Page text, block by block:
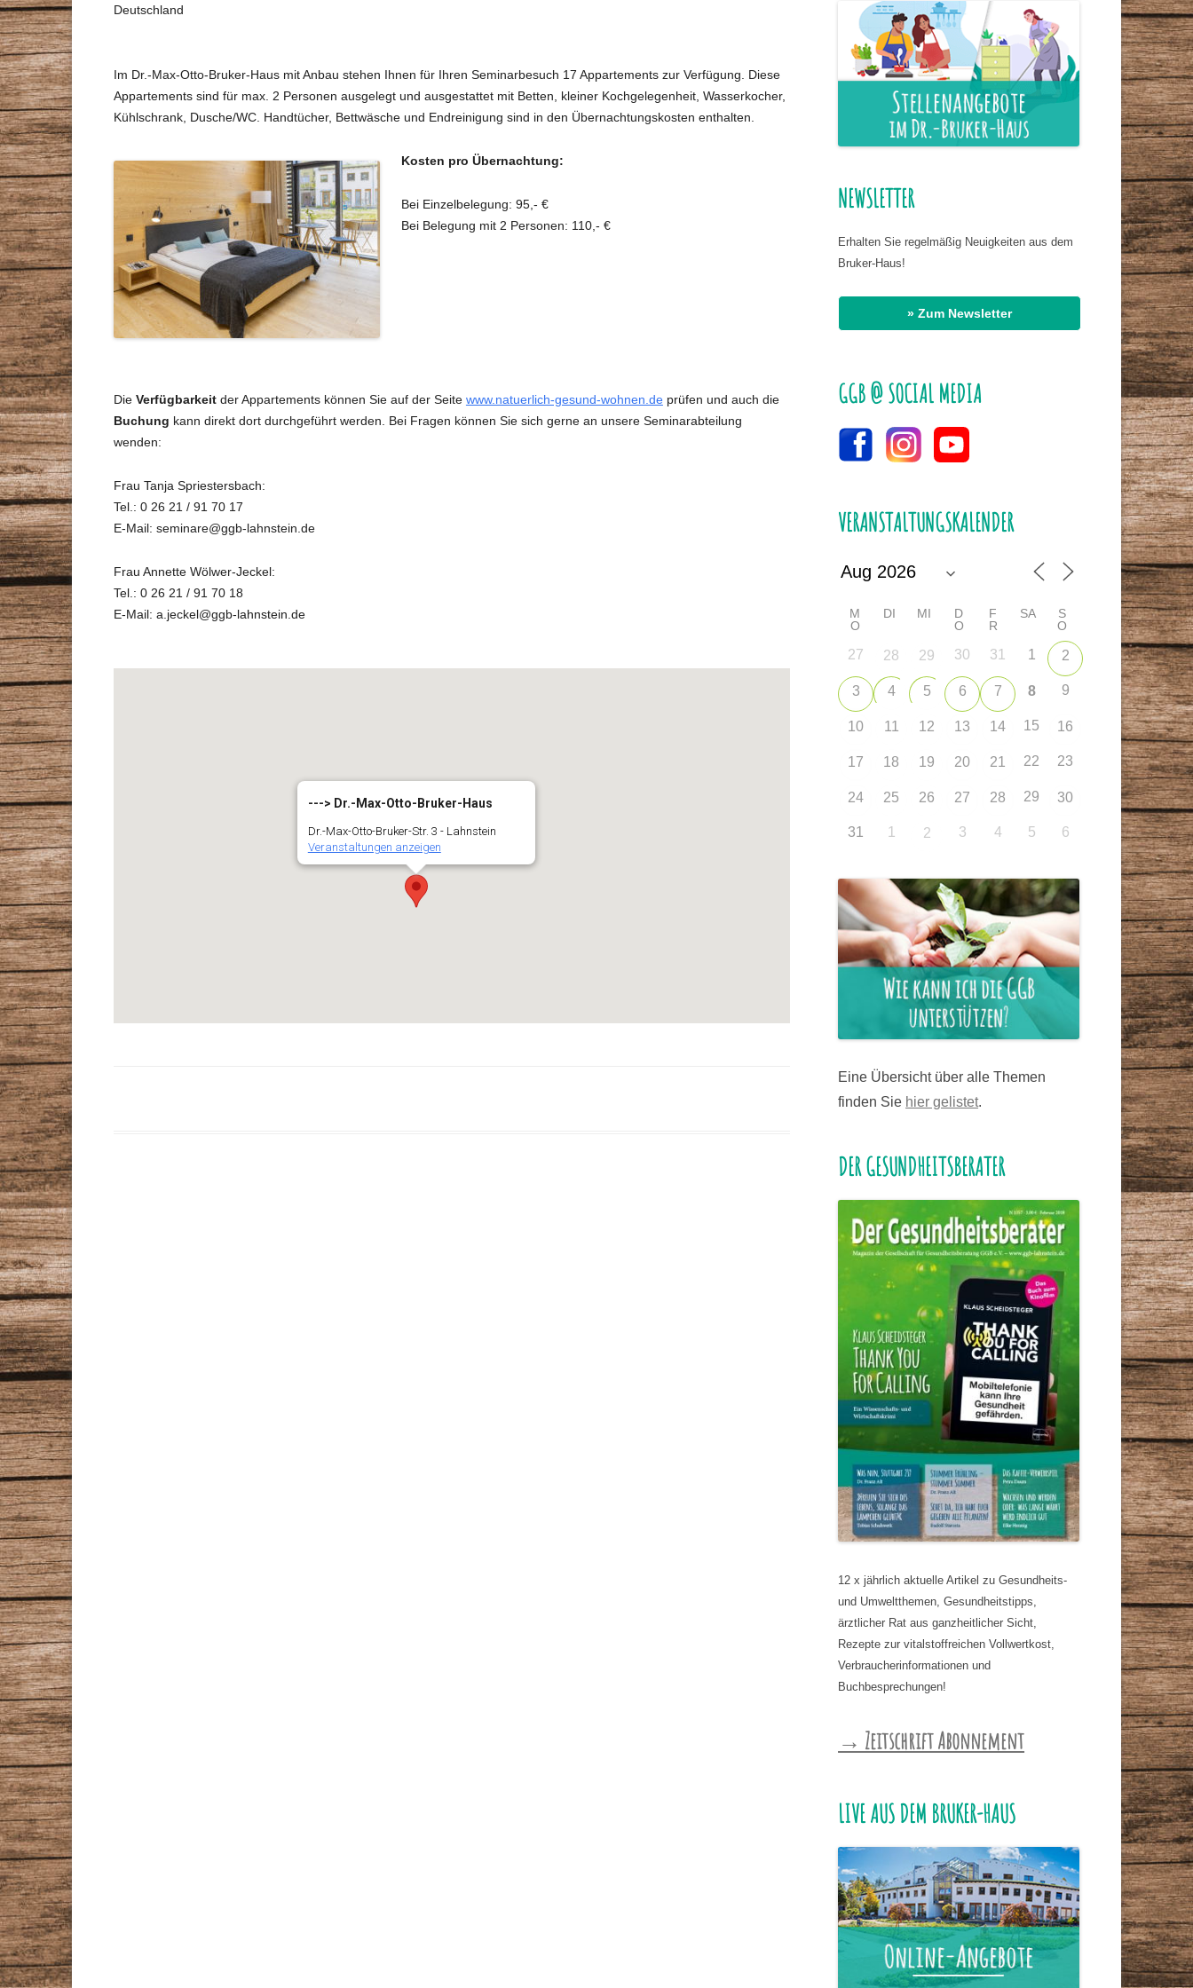
ZEITSCHRIFT
DR. MAX-OTTO-BRUKER
BIOGRAFIE
POLITISCHES ENGAGEMENT
DR.-BRUKER-GARTEN
PRESSE
SCHLUSSSEMINARE
PRAXISSEMINARE
SEMINARPROGRAMM BESTELLEN
GESPRÄCHSKREIS HASSAN EL
MATHIAS JUNG
ÄRZTLICHER RAT DR. BIRMANNS
VORTRÄGE EXTERN
ORDNUNG UNSERER NAHRUNG
VOLLWERTKOST
VIDEOS
NACH THEMENGEBIETEN
Deutschland
Im Dr.-Max-Otto-Bruker-Haus mit Anbau stehen Ihnen für Ihren Seminarbesuch 17 Appartements zur Verfügung. Diese
Appartements sind für max. 2 Personen ausgelegt und ausgestattet mit Betten, kleiner Kochgelegenheit, Wasserkocher,
Kühlschrank, Dusche/WC. Handtücher, Bettwäsche und Endreinigung sind in den Übernachtungskosten enthalten.
Kosten pro Übernachtung:
Bei Einzelbelegung: 95,- €
Bei Belegung mit 2 Personen: 110,- €
Die Verfügbarkeitder Appartements können Sie auf der Seite www.natuerlich-gesund-wohnen.deprüfen und auch die
Buchung kann direkt dort durchgeführt werden. Bei Fragen können Sie sich gerne an unsere Seminarabteilung
wenden:
Frau Tanja Spriestersbach:
Tel.: 0 26 21 / 91 70 17
E-Mail: seminare@ggb-lahnstein.de
Frau Annette Wölwer-Jeckel:
Tel.: 0 26 21 / 91 70 18
E-Mail: a.jeckel@ggb-lahnstein.de
---> Dr.-Max-Otto-Bruker-Haus
Dr.-Max-Otto-Bruker-Str. 3 - Lahnstein
Veranstaltungen anzeigen
NEWSLETTER
Erhalten Sie regelmäßig Neuigkeiten aus dem
Bruker-Haus!
» Zum Newsletter
GGB @ SOCIAL MEDIA
VERANSTALTUNGSKALENDER
M
O
DI MI
D
O
F
R
SA
S
O
27 28 29 30 31 1 2
3 4 5 6 7 8 9
10 11 12 13 14 15 16
17 18 19 20 21 22 23
24 25 26 27 28 29 30
31 1 2 3 4 5 6
Eine Übersicht über alle Themen
finden Sie hier gelistet.
DER GESUNDHEITSBERATER
12 x jährlich aktuelle Artikel zu Gesundheits-
und Umweltthemen, Gesundheitstipps,
ärztlicher Rat aus ganzheitlicher Sicht,
Rezepte zur vitalstoffreichen Vollwertkost,
Verbraucherinformationen und
Buchbesprechungen!
→ Zeitschrift Abonnement
LIVE AUS DEM BRUKER-HAUS